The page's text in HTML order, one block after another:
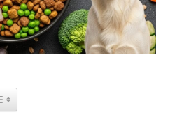
TOGGLE TABLE OF CONTENT